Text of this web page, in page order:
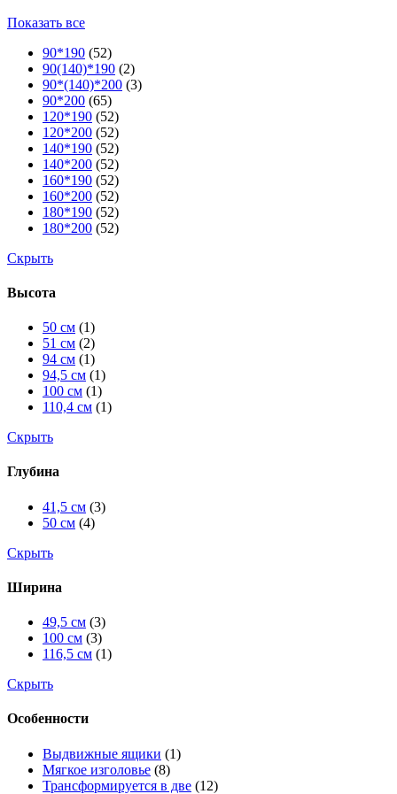
Показать все
90*190 (52)
90(140)*190 (2)
90*(140)*200 (3)
90*200 (65)
120*190 (52)
120*200 (52)
140*190 (52)
140*200 (52)
160*190 (52)
160*200 (52)
180*190 (52)
180*200 (52)
Скрыть
Высота
50 см (1)
51 см (2)
94 см (1)
94,5 см (1)
100 см (1)
110,4 см (1)
Скрыть
Глубина
41,5 см (3)
50 см (4)
Скрыть
Ширина
49,5 см (3)
100 см (3)
116,5 см (1)
Скрыть
Особенности
Выдвижные ящики (1)
Мягкое изголовье (8)
Трансформируется в две (12)